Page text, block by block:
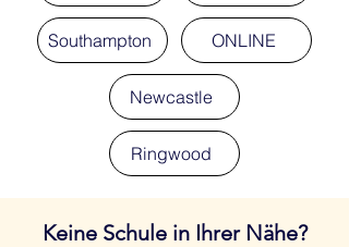
Southampton ONLINE
Newcastle
Ringwood
Keine Schule in Ihrer Nähe?